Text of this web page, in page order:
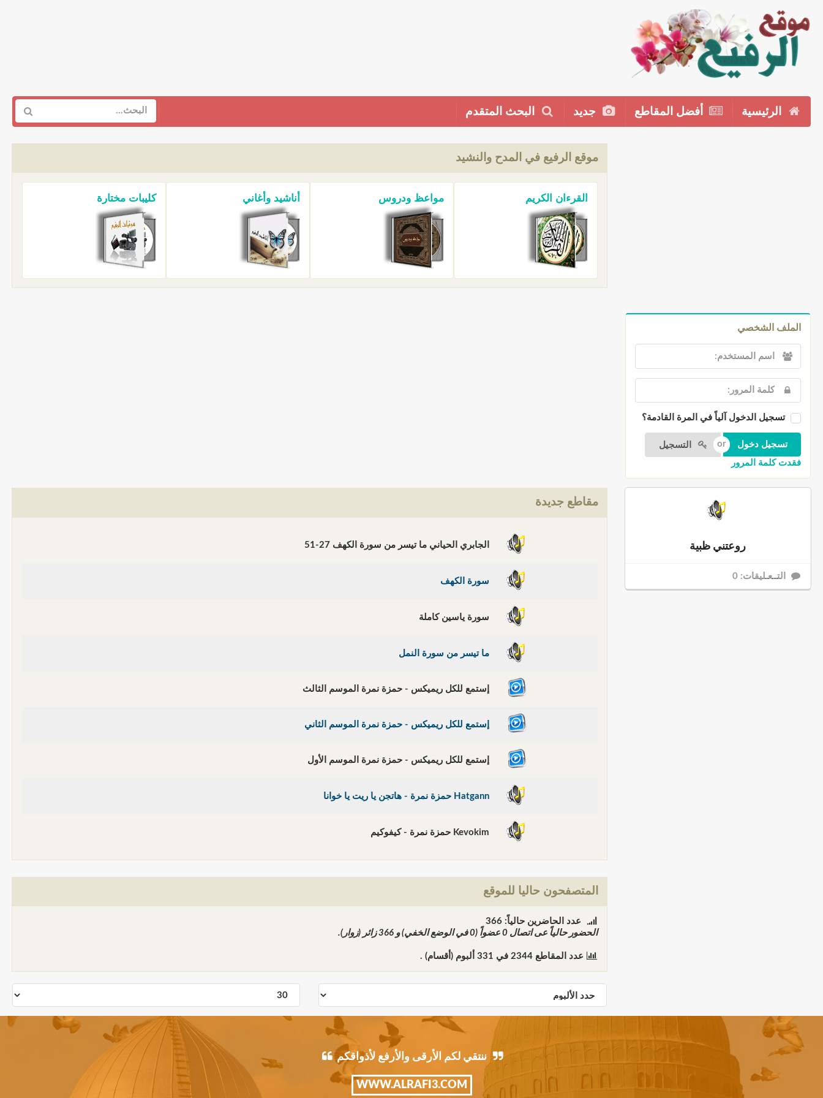
الرئيسية أفضل المقاطع جديد البحث المتقدم
الملف الشخصي
تسجيل الدخول آلياً في المرة القادمة؟
التسجيل
فقدت كلمة المرور
روعتني ظبية
التــعـليقات: 0
موقع الرفيع في المدح والنشيد
القرءان الكريم مواعظ ودروس أناشيد وأغاني كليبات مختارة
مقاطع جديدة
الجابري الحياني ما تيسر من سورة الكهف 27-51
سورة الكهف
سورة ياسين كاملة
ما تيسر من سورة النمل
إستمع للكل ريميكس - حمزة نمرة الموسم الثالث
إستمع للكل ريميكس - حمزة نمرة الموسم الثاني
إستمع للكل ريميكس - حمزة نمرة الموسم الأول
Hatgann حمزة نمرة - هاتجن يا ريت يا خوانا
المتصفحون حاليا للموقع
عدد الحاضرين حالياً: 366
الحضور حالياً عى اتصال0 عضواً (0 في الوضع الخفي) و 366زائر (زوار).
عدد المقاطع 2344في 331ألبوم (أقسام) .
ننتقي لكم الأرقى والأرفع لأذواقكم
WWW.ALRAFI3.COM